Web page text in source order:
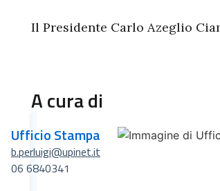
Il Presidente Carlo Azeglio
A cura di
Ufficio Stampa
b.perluigi@upinet.it
06 6840341